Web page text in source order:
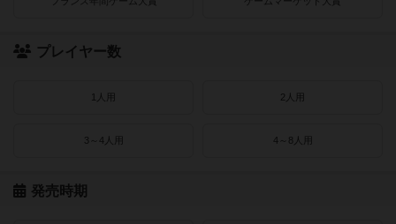
プレイヤー数
1人用 2人用
3～4人用 4～8人用
発売時期